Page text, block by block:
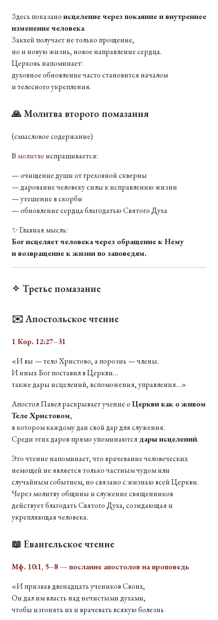
Здесь показаноисцеление через покаяние и внутреннее
изменение человека.
Закхей получает не только прощение,
но и новую жизнь, новое направление сердца.
Церковь напоминает:
духовное обновление часто становится началом
и телесного укрепления.
🙏 Молитва второго помазания
(смысловое содержание)
Вмолитве испрашивается:
— очищение души от греховной скверны
— дарование человеку силы к исправлению жизни
— утешение в скорби
— обновление сердца благодатью Святого Духа
✨ Главная мысль:
Бог исцеляет человека через обращение к Нему
и возвращение к жизни по заповедям.
✧ Третье помазание
✉️ Апостольское чтение
1 Кор. 12:27–31
«И вы — тело Христово, а порознь — члены.
И иных Бог поставил в Церкви…
также дары исцелений, вспоможения, управления…»
Апостол Павел раскрывает учение оЦеркви как о живом
Теле Христовом,
в котором каждому дан свой дар для служения.
Среди этих даров прямо упоминаютсядары исцелений.
Это чтение напоминает, что врачевание человеческих
немощей не является только частным чудом или
случайным событием, но связано с жизнью всей Церкви.
Через молитву общины и служение священников
действует благодать Святого Духа, созидающая и
укрепляющая человека.
📖 Евангельское чтение
Мф. 10:1, 5–8 — послание апостолов на проповедь
«И призвав двенадцать учеников Своих,
Он дал им власть над нечистыми духами,
чтобы изгонять их и врачевать всякую болезнь